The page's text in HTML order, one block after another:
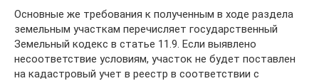
Основные же требования к полученным в ходе раздела
земельным участкам перечисляет государственный
Земельный кодекс в статье 11.9. Если выявлено
несоответствие условиям, участок не будет поставлен
на кадастровый учет в реестр в соответствии с